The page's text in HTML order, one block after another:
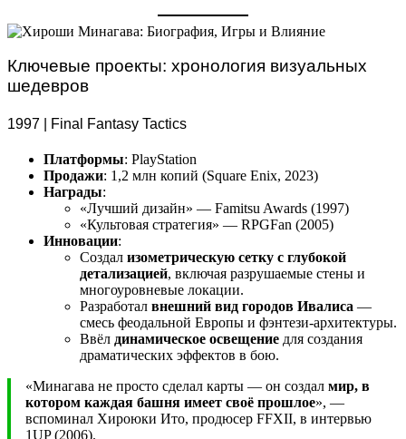
Ключевые проекты: хронология визуальных
шедевров
1997 | Final Fantasy Tactics
Платформы: PlayStation
Продажи: 1,2 млн копий (Square Enix, 2023)
Награды:
«Лучший дизайн» — Famitsu Awards (1997)
«Культовая стратегия» — RPGFan (2005)
Инновации:
Создал изометрическую сетку с глубокой
детализацией, включая разрушаемые стены и
многоуровневые локации.
Разработал внешний вид городов Ивалиса —
смесь феодальной Европы и фэнтези-архитектуры.
Ввёл динамическое освещение для создания
драматических эффектов в бою.
«Минагава не просто сделал карты — он создал мир, в
котором каждая башня имеет своё прошлое», —
вспоминал Хироюки Ито, продюсер FFXII, в интервью
1UP (2006).